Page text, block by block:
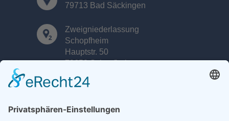
79713 Bad Säckingen
Zweigniederlassung
Schopfheim
Hauptstr. 50
79650 Schopfheim